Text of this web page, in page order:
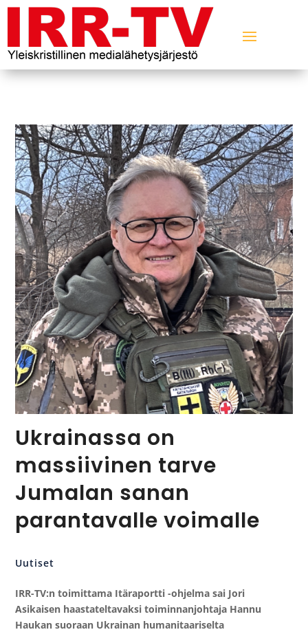
Ukrainassa on
massiivinen tarve
Jumalan sanan
parantavalle voimalle
Uutiset
IRR-TV:n toimittama Itäraportti -ohjelma sai Jori
Asikaisen haastateltavaksi toiminnanjohtaja Hannu
Haukan suoraan Ukrainan humanitaariselta